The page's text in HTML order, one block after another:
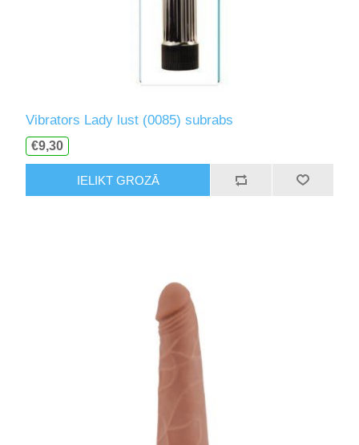
Vibrators Lady lust (0085) subrabs
€9,30
IELIKT GROZĀ